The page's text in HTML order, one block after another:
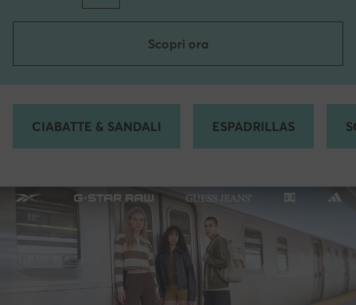
Scopri ora
CIABATTE & SANDALI ESPADRILLAS